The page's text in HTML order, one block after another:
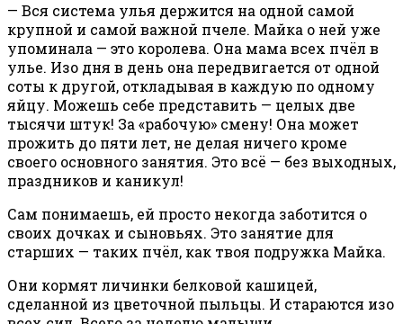
— Вся система улья держится на одной самой
крупной и самой важной пчеле. Майка о ней уже
упоминала — это королева. Она мама всех пчёл в
улье. Изо дня в день она передвигается от одной
соты к другой, откладывая в каждую по одному
яйцу. Можешь себе представить — целых две
тысячи штук! За «рабочую» смену! Она может
прожить до пяти лет, не делая ничего кроме
своего основного занятия. Это всё — без выходных,
праздников и каникул!
Сам понимаешь, ей просто некогда заботится о
своих дочках и сыновьях. Это занятие для
старших — таких пчёл, как твоя подружка Майка.
Они кормят личинки белковой кашицей,
сделанной из цветочной пыльцы. И стараются изо